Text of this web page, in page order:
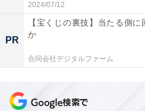
2024/07/12
PR
【宝くじの裏技】当たる側に
か
合同会社デジタルファーム